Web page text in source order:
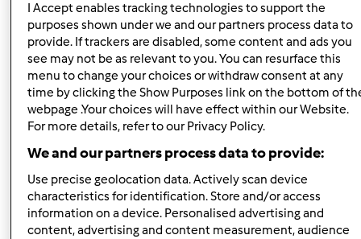
Accedio registratiper poter commentare
Magat Iscritto : 26.03.2014
Ven, 05/15/2020 - 07:24
I Accept enables tracking technologies to support the
purposes shown under we and our partners process data to
provide. If trackers are disabled, some content and ads you
see may not be as relevant to you. You can resurface this
menu to change your choices or withdraw consent at any
time by clicking the Show Purposes link on the bottom of
webpage .Your choices will have effect within our Website.
For more details, refer to our Privacy Policy.
We and our partners process data to provide:
Use precise geolocation data. Actively scan device
characteristics for identification. Store and/or access
information on a device. Personalised advertising and
content, advertising and content measurement, audience